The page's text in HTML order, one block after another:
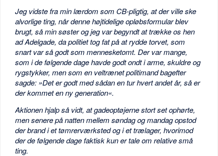
Jeg vidste fra min lærdom som CB-pligtig, at der ville ske
alvorlige ting, når denne højtidelige opløbsformular blev
brugt, så min søster og jeg var begyndt at trække os hen
ad Adelgade, da politiet tog fat på at rydde torvet, som
snart var så godt som mennesketomt. Der var mange,
som i de følgende dage havde godt ondt i arme, skuldre og
rygstykker, men som en veltrænet politimand bagefter
sagde: »Det er godt med sådan en tur hvert andet år, så er
der kommet en ny generation«.
Aktionen hjalp så vidt, at gadeoptøjerne stort set ophørte,
men senere på natten mellem søndag og mandag opstod
der brand i et tømrerværksted og i et trælager, hvorimod
der de følgende dage faktisk kun er tale om relative små
ting.